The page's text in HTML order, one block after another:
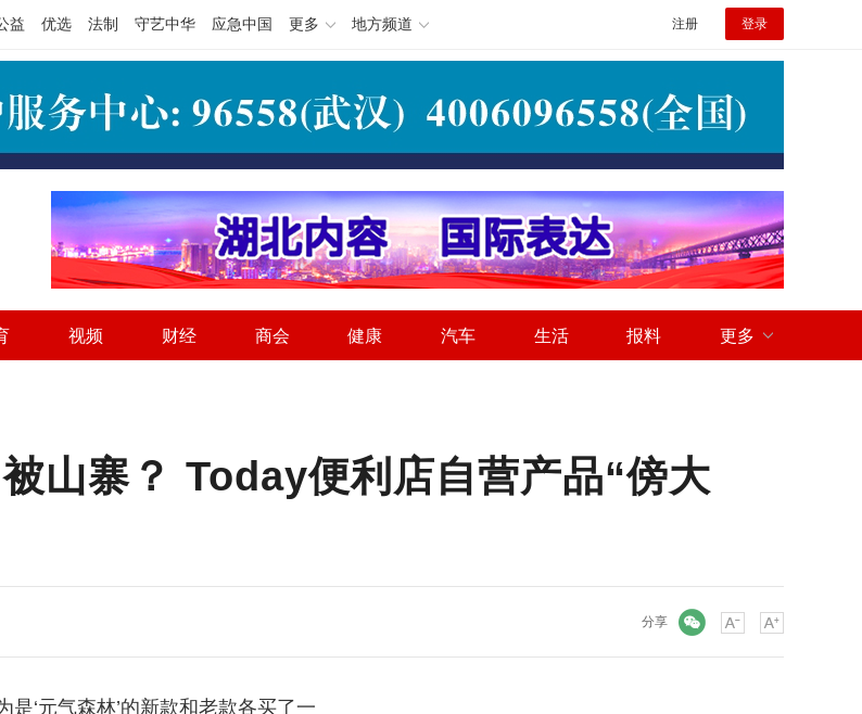
益 优选 法制 守艺中华 应急中国 更多 地方频道 注册 登录
视频 财经 商会 健康 汽车 生活 报料 更多
山寨？ Today便利店自营产品“傍大
分享
‘元气森林’的新款和老款各买了一